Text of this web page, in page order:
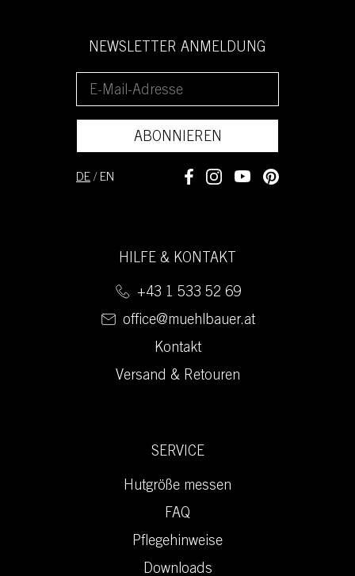
NEWSLETTER ANMELDUNG
ABONNIEREN
DE / EN
HILFE & KONTAKT
+43 1 533 52 69
office@muehlbauer.at
Kontakt
Versand & Retouren
SERVICE
Hutgröße messen
FAQ
Pflegehinweise
Downloads